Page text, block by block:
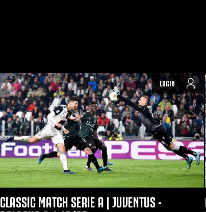
LOGIN
CLASSIC MATCH SERIE A | JUVENTUS -